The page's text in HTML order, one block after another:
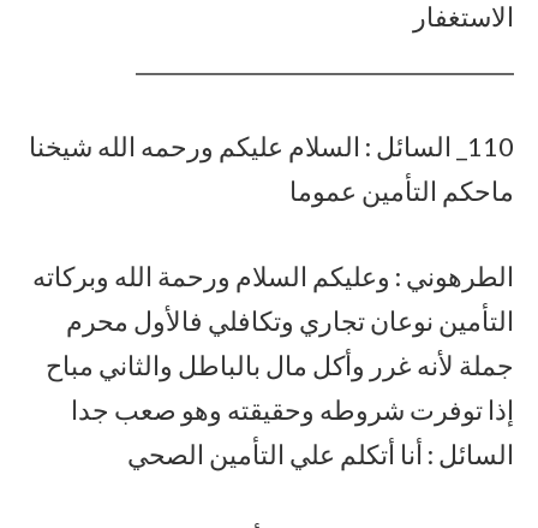
الاستغفار
110_ السائل : السلام عليكم ورحمه الله شيخنا
ماحكم التأمين عموما
الطرهوني : وعليكم السلام ورحمة الله وبركاته
التأمين نوعان تجاري وتكافلي فالأول محرم
جملة لأنه غرر وأكل مال بالباطل والثاني مباح
إذا توفرت شروطه وحقيقته وهو صعب جدا
السائل : أنا أتكلم علي التأمين الصحي